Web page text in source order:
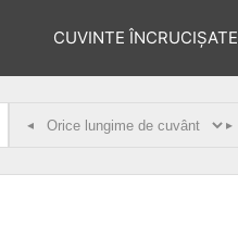
CUVINTE ÎNCRUCIȘATE
◂ ▸